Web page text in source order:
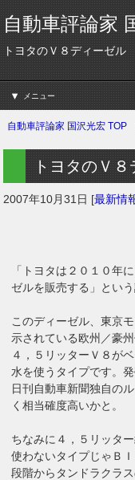
自動車評論家
トヨタのＶ８ディーゼル
メニュー
自動車評論家 国沢光宏 TOP
トヨタのＶ
2007年10月31日 [最新情
「トヨタは２０１０年
ゼルを販売する」とい
このディーゼル、東京
示されている欧州／豪
４，５リッターＶ８が
水を使うタイプです。
日刊自動車新聞独自の
く相当確度高いかと。
ちなみに４，５リッタ
使わないタイプじゃＢ
段階からタンドラクラ